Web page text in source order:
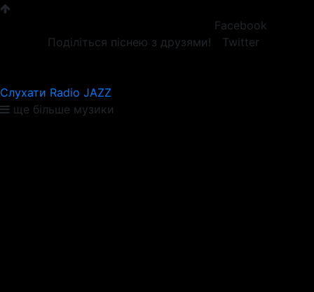
Поділіться піснею з друзями!
Facebook
Twitter
Слухати Radio JAZZ
ще більше музики